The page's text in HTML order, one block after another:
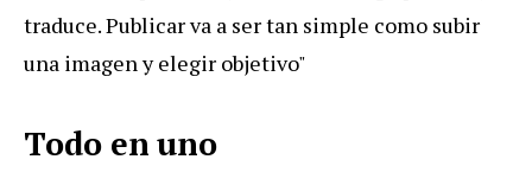
traduce. Publicar va a ser tan simple como subir
una imagen y elegir objetivo"
Todo en uno